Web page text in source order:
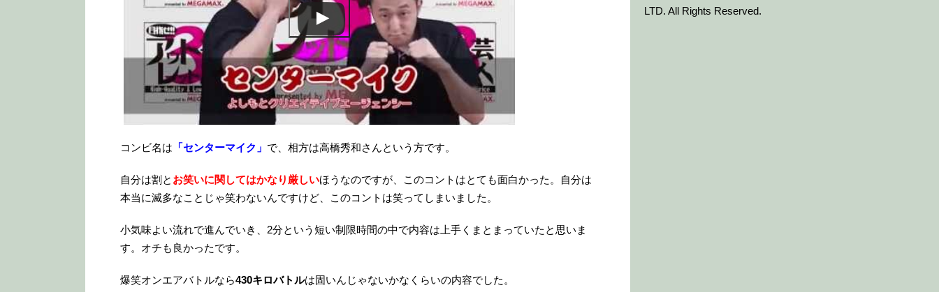
コンビ名は 「センターマイク」 で、相方は高橋秀和さんという方です。
自分は割と お笑いに関してはかなり厳しいほうなのですが、このコントはとても面白かった。自分は
本当に滅多なことじゃ笑わないんですけど、このコントは笑ってしまいました。
小気味よい流れで進んでいき、2分という短い制限時間の中で内容は上手くまとまっていたと思いま
す。オチも良かったです。
爆笑オンエアバトルなら430キロバトルは固いんじゃないかなくらいの内容でした。
LTD. All Rights Reserved.